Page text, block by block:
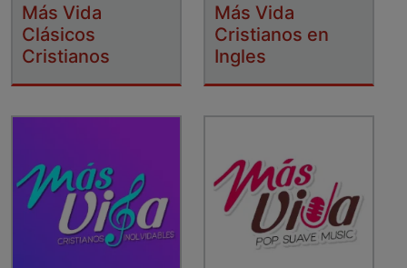
Más Vida
Clásicos
Cristianos
Más Vida
Cristianos en
Ingles